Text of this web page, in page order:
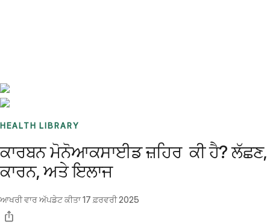
HEALTH LIBRARY
ਕਾਰਬਨ ਮੋਨੋਆਕਸਾਈਡ ਜ਼ਹਿਰ ਕੀ ਹੈ? ਲੱਛਣ,
ਕਾਰਨ, ਅਤੇ ਇਲਾਜ
ਆਖਰੀ ਵਾਰ ਅੱਪਡੇਟ ਕੀਤਾ17 ਫ਼ਰਵਰੀ 2025